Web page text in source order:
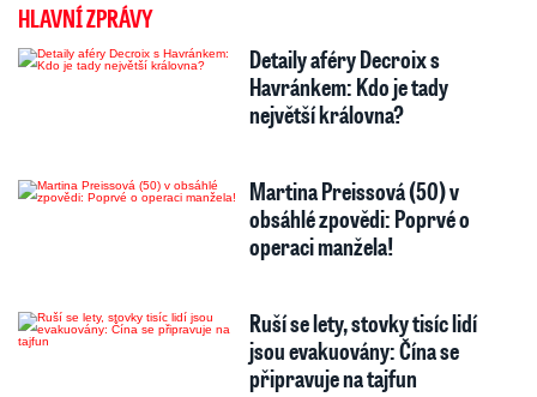
HLAVNÍ ZPRÁVY
Detaily aféry Decroix s
Havránkem: Kdo je tady
největší královna?
Martina Preissová (50) v
obsáhlé zpovědi: Poprvé o
operaci manžela!
Ruší se lety, stovky tisíc lidí
jsou evakuovány: Čína se
připravuje na tajfun